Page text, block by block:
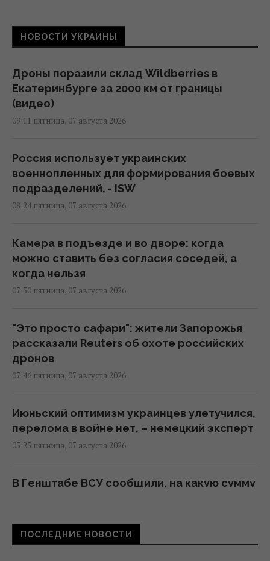
НОВОСТИ УКРАИНЫ
Дроны поразили склад Wildberries в
Екатеринбурге за 2000 км от границы
(видео)
09:11 пятница, 07 августа 2026
Россия использует украинских
военнопленных для формирования боевых
подразделений, - ISW
08:24 пятница, 07 августа 2026
Камера в подъезде и во дворе: когда
можно ставить без согласия соседей, а
когда нельзя
07:50 пятница, 07 августа 2026
"Это просто сафари": жители Запорожья
рассказали Reuters об охоте российских
дронов
07:46 пятница, 07 августа 2026
Июньский оптимизм украинцев улетучился,
перелома в войне нет, – немецкий эксперт
05:25 пятница, 07 августа 2026
В Генштабе ВСУ сообщили, на какую сумму
02:52 пятница, 07 августа 2026
ПОСЛЕДНИЕ НОВОСТИ